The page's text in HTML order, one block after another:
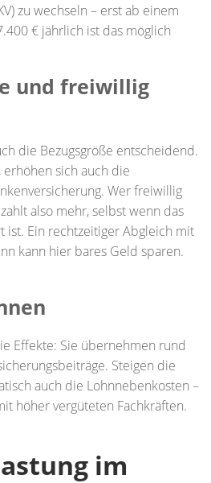
zu wechseln – erst ab einem
€ jährlich ist das möglich
und freiwillig
die Bezugsgröße entscheidend.
erhöhen sich auch die
Wer freiwillig
also mehr, selbst wenn das
ist. Ein rechtzeitiger Abgleich mit
kann hier bares Geld sparen.
Effekte: Sie übernehmen rund
Steigen die
auch die Lohnnebenkosten –
höher vergüteten Fachkräften.
im